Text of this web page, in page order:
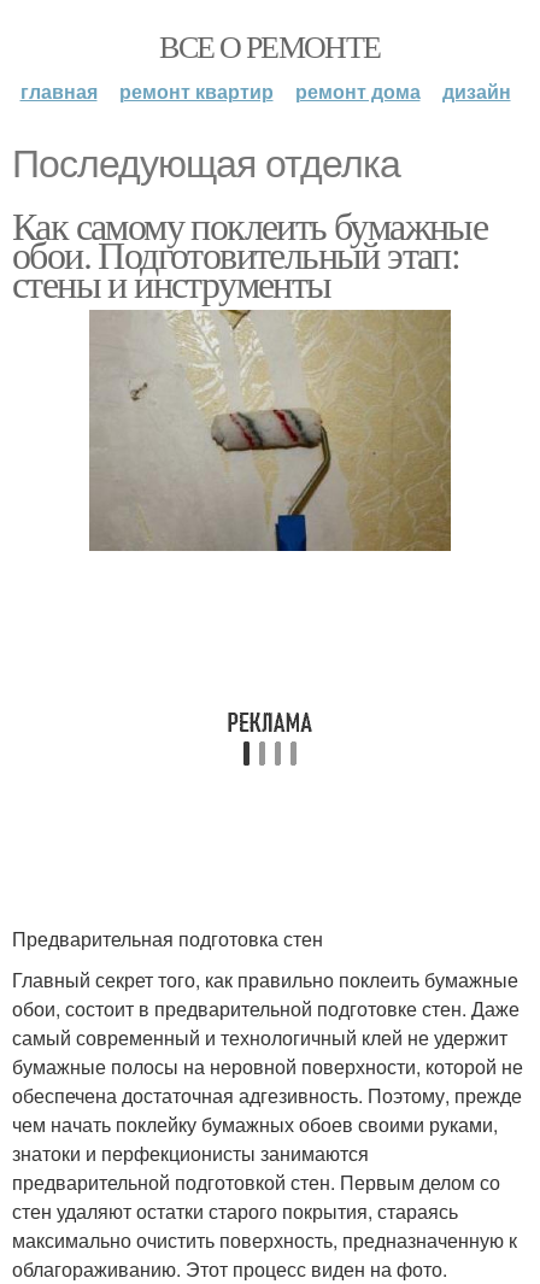
ВСЕ О РЕМОНТЕ
главная ремонт квартир ремонт дома дизайн
Последующая отделка
Как самому поклеить бумажные
обои. Подготовительный этап:
стены и инструменты
Предварительная подготовка стен
Главный секрет того, как правильно поклеить бумажные
обои, состоит в предварительной подготовке стен. Даже
самый современный и технологичный клей не удержит
бумажные полосы на неровной поверхности, которой не
обеспечена достаточная адгезивность. Поэтому, прежде
чем начать поклейку бумажных обоев своими руками,
знатоки и перфекционисты занимаются
предварительной подготовкой стен. Первым делом со
стен удаляют остатки старого покрытия, стараясь
максимально очистить поверхность, предназначенную к
облагораживанию. Этот процесс виден на фото.